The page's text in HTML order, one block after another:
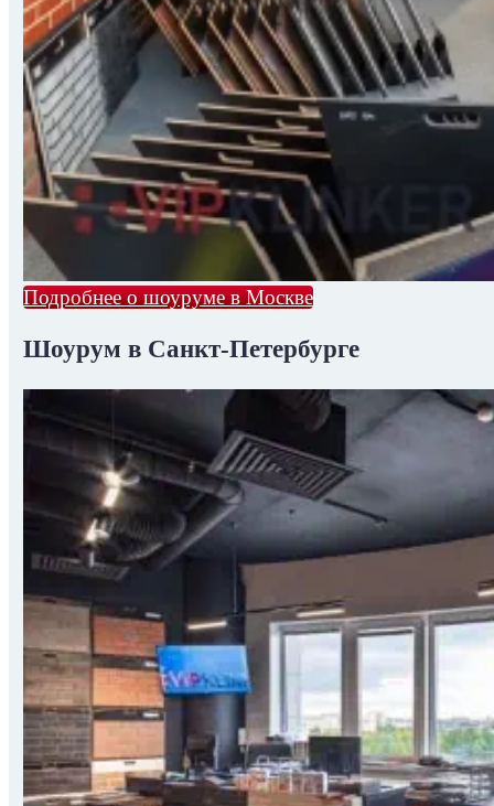
Подробнее о шоуруме в Москве
Шоурум в Санкт-Петербурге